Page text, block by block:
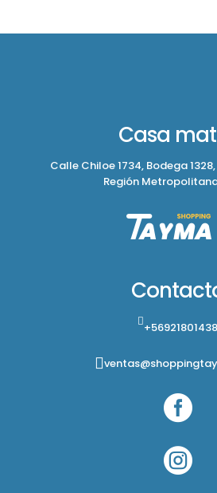
Casa
Calle Chiloe 1734, Bodega
Región
+56921801438

